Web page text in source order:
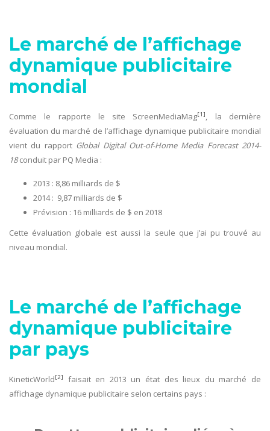
Le marché de l’affichage
dynamique publicitaire
mondial
Comme le rapporte le site ScreenMediaMag[1], la dernière
évaluation du marché de l’affichage dynamique publicitaire mondial
vient du rapport Global Digital Out-of-Home Media Forecast 2014-
18conduit par PQ Media :
2013 : 8,86 milliards de $
2014 : 9,87 milliards de $
Prévision : 16 milliards de $ en 2018
Cette évaluation globale est aussi la seule que j’ai pu trouvé au
niveau mondial.
Le marché de l’affichage
dynamique publicitaire
par pays
KineticWorld[2]
faisait en 2013 un état des lieux du marché de
affichage dynamique publicitaire selon certains pays :